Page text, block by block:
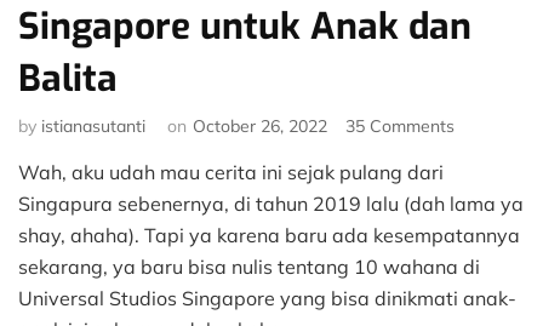
Singapore untuk Anak dan
Balita
by istianasutanti on October 26, 2022 35 Comments
Universal
Studios
Singapore
untuk
Anak
Wah, aku udah mau cerita ini sejak pulang dari
Singapura sebenernya, di tahun 2019 lalu (dah lama ya
shay, ahaha). Tapi ya karena baru ada kesempatannya
sekarang, ya baru bisa nulis tentang 10 wahana di
Universal Studios Singapore yang bisa dinikmati anak-